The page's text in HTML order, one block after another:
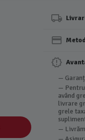
—
—
având
livrare
grele
—